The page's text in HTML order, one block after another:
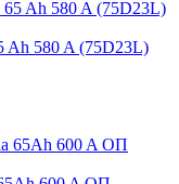
Ah 580 A (75D23L)